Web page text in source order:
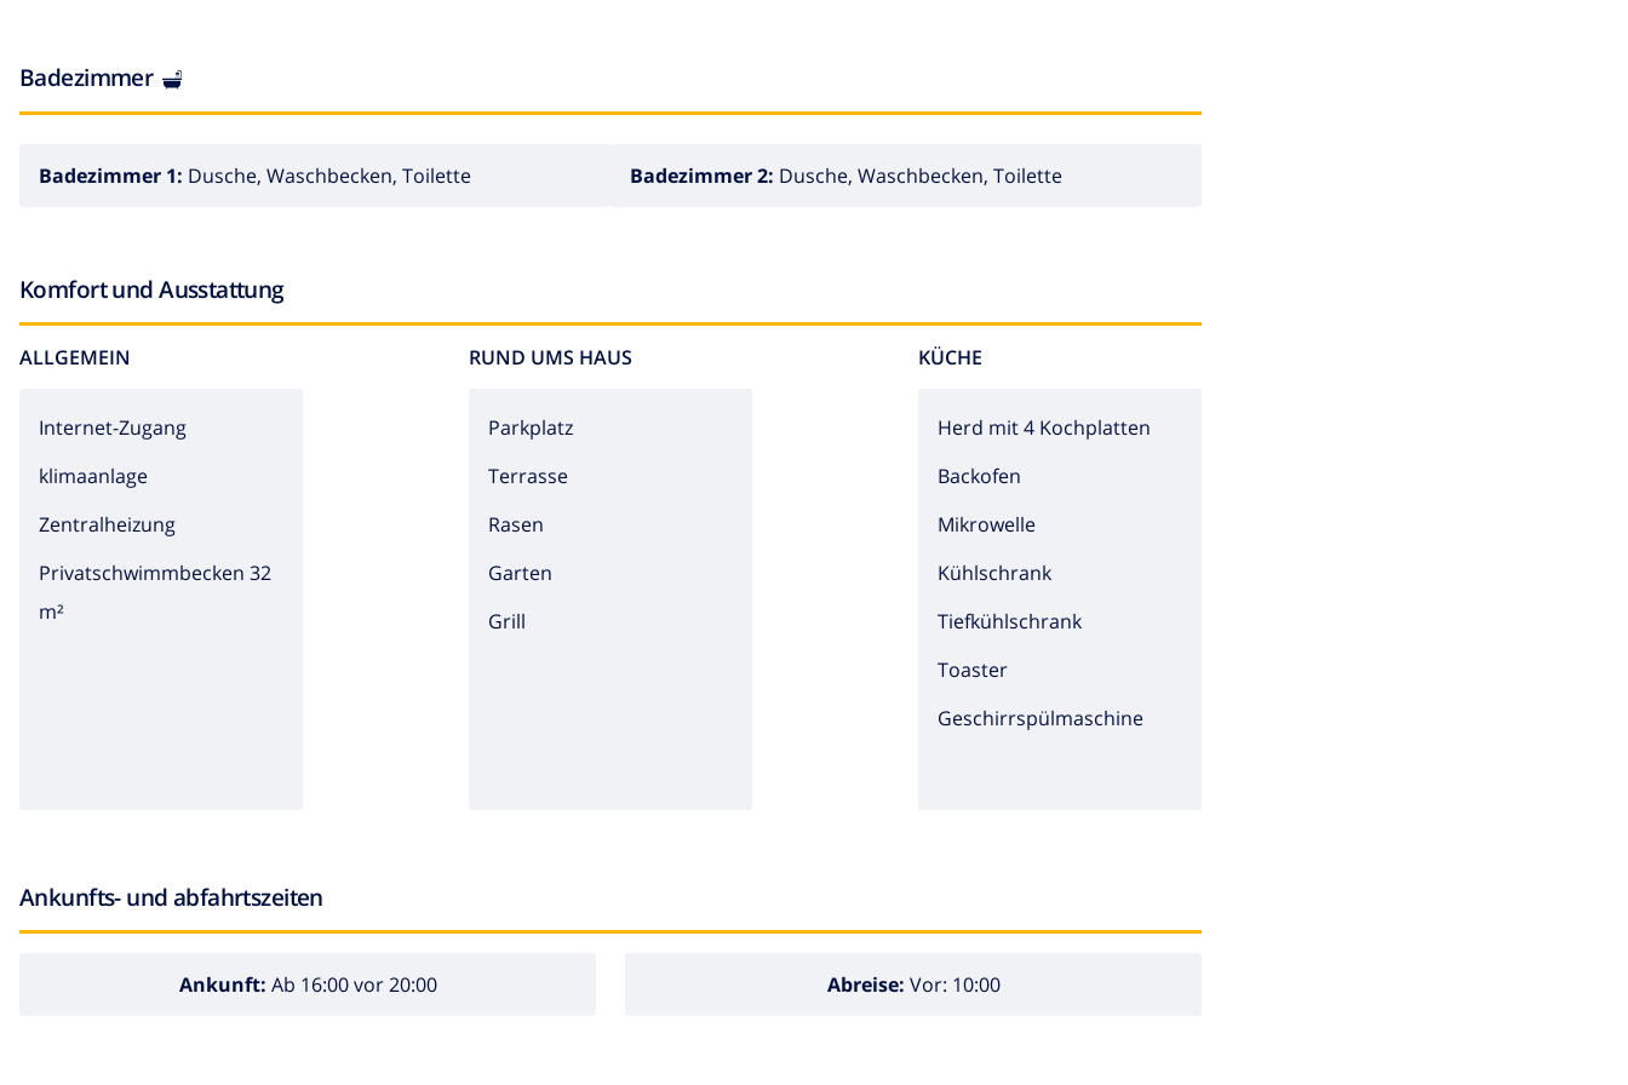
Badezimmer
Badezimmer 1: Dusche, Waschbecken, Toilette Badezimmer 2: Dusche, Waschbecken, Toilette
Komfort und Ausstattung
ALLGEMEIN
Internet-Zugang
klimaanlage
Zentralheizung
Privatschwimmbecken 32
m²
RUND UMS HAUS
Parkplatz
Terrasse
Rasen
Garten
Grill
KÜCHE
Herd mit 4 Kochplatten
Backofen
Mikrowelle
Kühlschrank
Tiefkühlschrank
Toaster
Geschirrspülmaschine
Ankunfts- und abfahrtszeiten
Ankunft: Ab 16:00 vor 20:00 Abreise: Vor: 10:00